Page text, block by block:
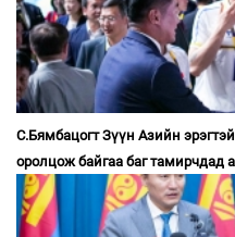
С.Бямбацогт Зүүн Азийн
оролцож байгаа баг тамирчдад